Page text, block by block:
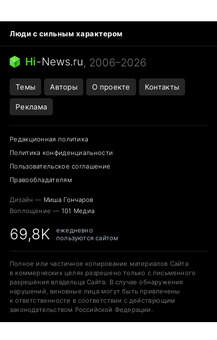
Люди с сильным характером
Кошка писает на кровать
Тунцы в океанариуме
Ядовитые пауки России
Города в ядерной войне
Открытие в Google Maps
Hi-News.ru, 2006–2026
Темы Авторы О проекте Контакты
Реклама
Редакционная политика
Политика конфиденциальности
Пользовательское соглашение
Правообладателям
Дизайн — Миша Гончаров
Воплощение — 101 Медиа
69,8K
ежедневно
пользуются сайтом
Полное или частичное копирование материалов Сайта
в коммерческих целях разрешено только с письменного
разрешения владельца Сайта. В случае обнаружения
нарушений, виновные лица могут быть привлечены
к ответственности в соответствии с действующим
законодательством Российской Федерации.